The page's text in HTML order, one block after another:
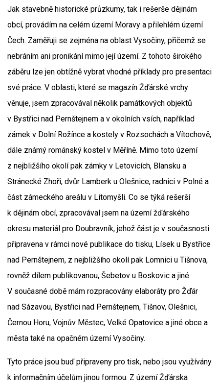
Jak stavebně historické průzkumy, tak i rešerše dějinám
obcí, provádím na celém území Moravy a přilehlém území
Čech. Zaměřuji se zejména na oblast Vysočiny, přičemž se
nebráním ani pronikání mimo její území. Z tohoto širokého
záběru lze jen obtížně vybrat vhodné příklady pro presentaci
své práce. V oblasti, které se magazín Žďárské vrchy
věnuje, jsem zpracovával několik památkových objektů
v Bystřici nad Pernštejnem a v okolních vsích, například
zámek v Dolní Rožínce a kostely v Rozsochách a Vítochově,
dále známý románský kostel v Měříně. Mimo toto území
z nejbližšího okolí pak zámky v Letovicích, Blansku a
Stránecké Zhoři, dvůr Lamberk u Olešnice, radnici v Polné a
část zámeckého areálu v Litomyšli. Co se týká rešerší
k dějinám obcí, zpracovával jsem na území žďárského
okresu materiál pro Doubravník, jehož část je v současnosti
připravena v rámci nové publikace do tisku, Lísek u Bystřice
nad Pernštejnem, z nejbližšího okolí pak Lomnici u Tišnova,
rovněž dílem publikovanou, Šebetov u Boskovic a jiné.
V současné době mám rozpracovány elaboráty pro Žďár
nad Sázavou, Bystřici nad Pernštejnem, Tišnov, Olešnici,
Černou Horu, Vojnův Městec, Velké Opatovice a jiné obce a
města také na opačném území Vysočiny.
Tyto práce jsou buď připraveny pro tisk, nebo jsou využívány
k informačním účelům jinou formou. Z území Žďárska